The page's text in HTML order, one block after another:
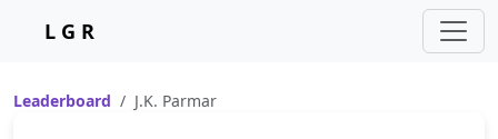
L G R
Leaderboard J.K. Parmar